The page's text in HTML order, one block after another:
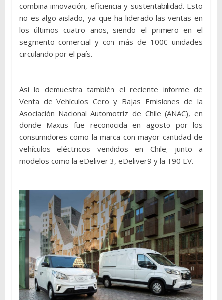
combina innovación, eficiencia y sustentabilidad. Esto
no es algo aislado, ya que ha liderado las ventas en
los últimos cuatro años, siendo el primero en el
segmento comercial y con más de 1000 unidades
circulando por el país.
Así lo demuestra también el reciente informe de
Venta de Vehículos Cero y Bajas Emisiones de la
Asociación Nacional Automotriz de Chile (ANAC), en
donde Maxus fue reconocida en agosto por los
consumidores como la marca con mayor cantidad de
vehículos eléctricos vendidos en Chile, junto a
modelos como la eDeliver 3, eDeliver9 y la T90 EV.